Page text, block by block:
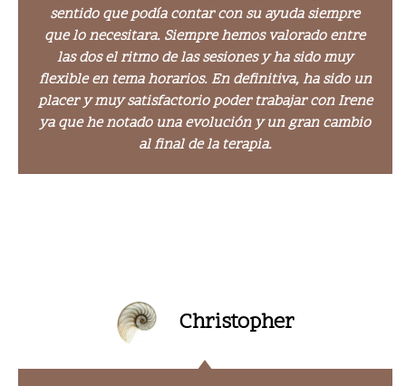
sentido que podía contar con su ayuda siempre
que lo necesitara. Siempre hemos valorado entre
las dos el ritmo de las sesiones y ha sido muy
flexible en tema horarios. En definitiva, ha sido un
placer y muy satisfactorio poder trabajar con Irene
ya que he notado una evolución y un gran cambio
al final de la terapia.
Christopher